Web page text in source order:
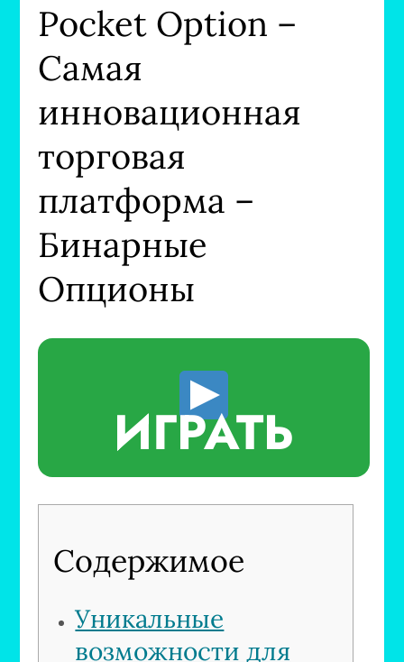
Pocket Option –
Самая
инновационная
торговая
платформа –
Бинарные
Опционы
ИГРАТЬ
Содержимое
Уникальные
возможности для